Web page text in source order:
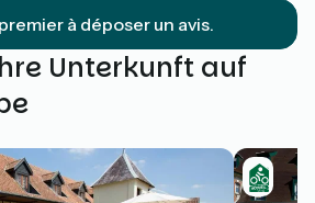
premier à déposer un avis.
Unterkunft auf